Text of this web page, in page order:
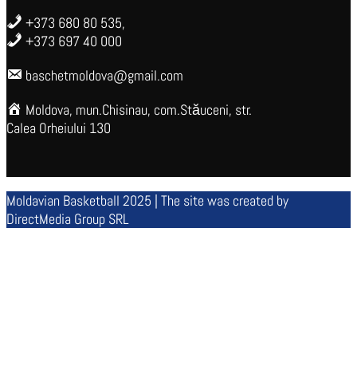
+373 680 80 535,
+373 697 40 000
baschetmoldova@gmail.com
Moldova, mun.Chisinau, com.Stăuceni, str.
Calea Orheiului 130
Moldavian Basketball 2025 | The site was created by
DirectMedia Group SRL